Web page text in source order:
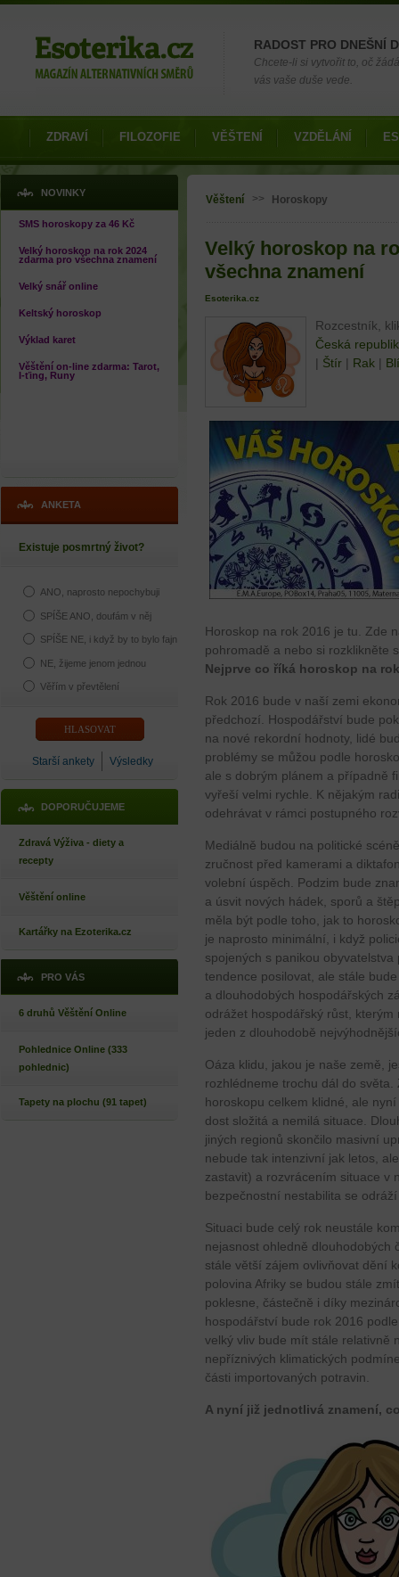
RADOST PRO DNEŠNÍ
Chcete-li si vytvořit to, oč
vás vaše duše vede.
ZDRAVÍ FILOZOFIE VĚŠTENÍ VZDĚLÁNÍ
NOVINKY
SMS horoskopy za 46 Kč
Velký horoskop na rok 2024
zdarma pro všechna znamení
Velký snář online
Keltský horoskop
Výklad karet
Věštění on-line zdarma: Tarot,
I-ťing, Runy
ANKETA
Existuje posmrtný život?
ANO, naprosto nepochybuji
SPÍŠE ANO, doufám v něj
SPÍŠE NE, i když by to bylo fajn
NE, žijeme jenom jednou
Věřím v převtělení
Starší ankety Výsledky
DOPORUČUJEME
Zdravá Výživa - diety a
recepty
Věštění online
Kartářky na Ezoterika.cz
PRO VÁS
6 druhů Věštění Online
Pohlednice Online (333
pohlednic)
Tapety na plochu (91 tapet)
Jste zde
Věštení >> Horoskopy
Velký horoskop na
všechna znamení
Esoterika.cz
Rozcestník,
Česká
| Štír | Rak |
Horoskop na rok 2016 je tu. Zde
pohromadě a nebo si rozklikněte
Nejprve co říká horoskop na
Rok 2016 bude v naší zemi
předchozí. Hospodářství bude
na nové rekordní hodnoty, lidé
problémy se můžou podle
ale s dobrým plánem a případně
vyřeší velmi rychle. K nějakým
odehrávat v rámci postupného
Mediálně budou na politické
zručnost před kamerami a
volební úspěch. Podzim bude
a úsvit nových hádek, sporů a
měla být podle toho, jak to
je naprosto minimální, i když
spojených s panikou
tendence posilovat, ale stále
a dlouhodobých hospodářských
odrážet hospodářský růst,
jeden z dlouhodobě
Oáza klidu, jakou je naše země,
rozhlédneme trochu dál do
horoskopu celkem klidné, ale
dost složitá a nemilá situace.
jiných regionů skončilo masivní
nebude tak intenzivní jak letos,
zastavit) a rozvrácením situace v
bezpečnostní nestabilita se
Situaci bude celý rok neustále
nejasnost ohledně dlouhodobých
stále větší zájem ovlivňovat dění
polovina Afriky se budou stále
poklesne, částečně i díky
hospodářství bude rok 2016
velký vliv bude mít stále relativně
nepříznivých klimatických
části importovaných potravin.
A nyní již jednotlivá znamení,